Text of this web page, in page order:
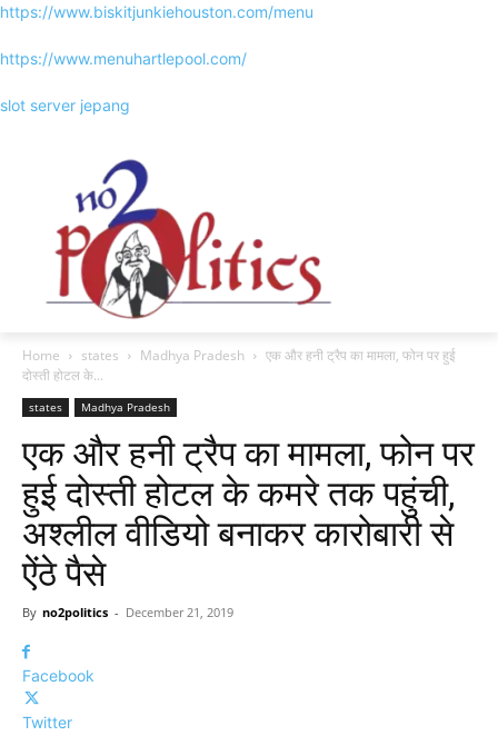
https://www.biskitjunkiehouston.com/menu
https://www.menuhartlepool.com/
slot server jepang
Home states Madhya Pradesh
एक और हनी ट्रैप का मामला, फोन पर हुई
दोस्ती होटल के...
states Madhya Pradesh
एक और हनी ट्रैप का मामला, फोन पर
हुई दोस्ती होटल के कमरे तक पहुंची,
अश्लील वीडियो बनाकर कारोबारी से
ऐंठे पैसे
By no2politics - December 21, 2019
Facebook
Twitter